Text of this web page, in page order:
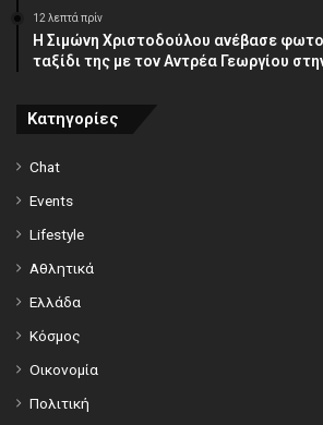
12 λεπτά πρίν
Η Σιμώνη Χριστοδούλου ανέβασε
ταξίδι της με τον Αντρέα Γεωργίου
Κατηγορίες
Chat
Events
Lifestyle
Αθλητικά
Ελλάδα
Κόσμος
Οικονομία
Πολιτική